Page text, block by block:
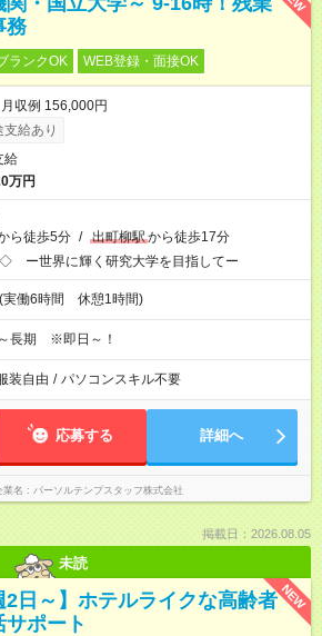
務
ランクOK WEB登録・面接OK
収例 156,000円
給あり
給
万円
ら徒歩5分 / 出町柳駅から徒歩17分
ー世界に輝く研究大学を目指してー
実働6時間 休憩1時間)
～長期 ※即日～！
装自由 / パソコンスキル不要
応募する 詳細へ
業名 パーソルテンプスタッフ株式会社
掲載日：2026.08.05
未読
NEW
日～】ホテルライクな高齢者
ポート